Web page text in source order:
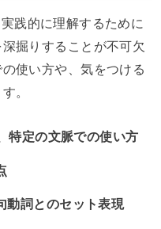
践的に理解するために
掘りすることが不可欠
使い方や、気をつける
。
特定の文脈での使い方
動詞とのセット表現